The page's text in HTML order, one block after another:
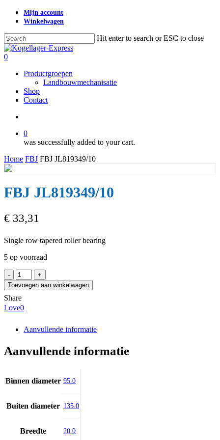
Skip
content
Mijn account
Winkelwagen
Hit enter to search or ESC to close
Close
Search
search
0
Productgroepen
Landbouwmechanisatie
Shop
Contact
0
was successfully added to your cart.
Home FBJ FBJ JL819349/10
FBJ JL819349/10
€ 33,31
Single row tapered roller bearing
5 op voorraad
FBJ
JL819349/10
aantal
Toevoegen aan winkelwagen
Share
Love0
Aanvullende informatie
Aanvullende informatie
Binnen diameter 95.0
Buiten diameter 135.0
Breedte 20.0